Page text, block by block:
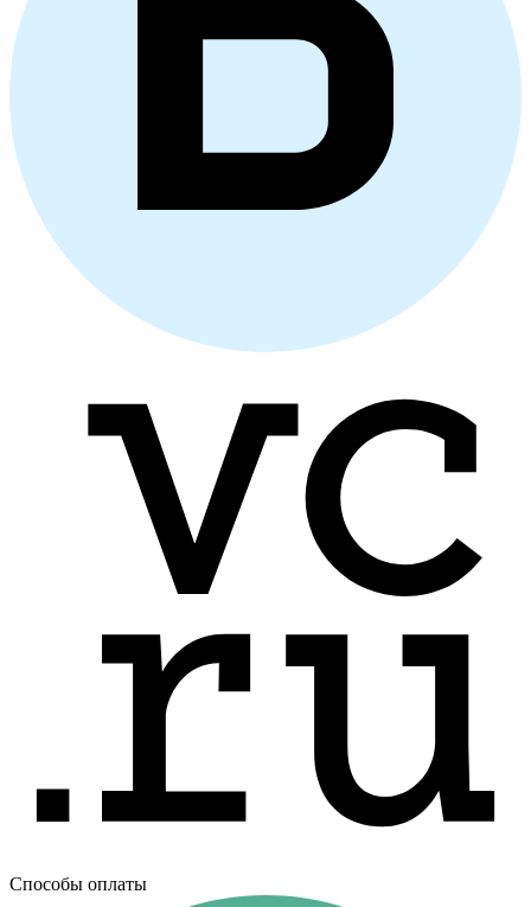
Способы оплаты